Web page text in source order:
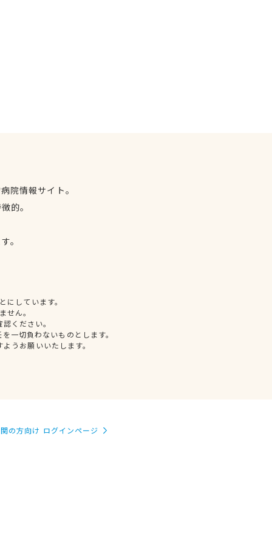
院情報サイト。
的。
。
しています。
せん。
ください。
一切負わないものとします。
うお願いいたします。
の方向け ログインページ